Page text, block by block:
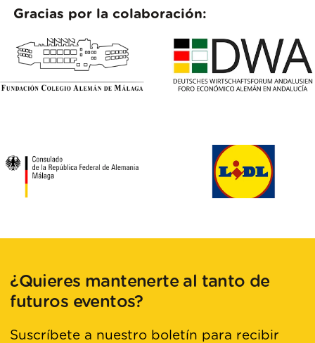
Gracias por la colaboración:
¿Quieres mantenerte al tanto de
futuros eventos?
Suscríbete a nuestro boletín para recibir